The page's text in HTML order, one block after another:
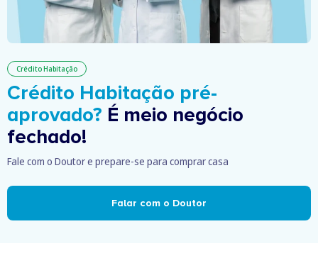
Crédito Habitação
Crédito Habitação pré-
aprovado? É meio negócio
fechado!
Fale com o Doutor e prepare-se para comprar casa
Falar com o Doutor